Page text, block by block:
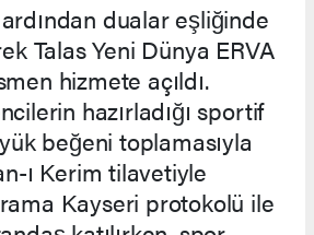
dualar eşliğinde
Talas Yeni Dünya ERVA
hizmete açıldı.
hazırladığı sportif
beğeni toplamasıyla
ı Kerim tilavetiyle
Kayseri protokolü ile